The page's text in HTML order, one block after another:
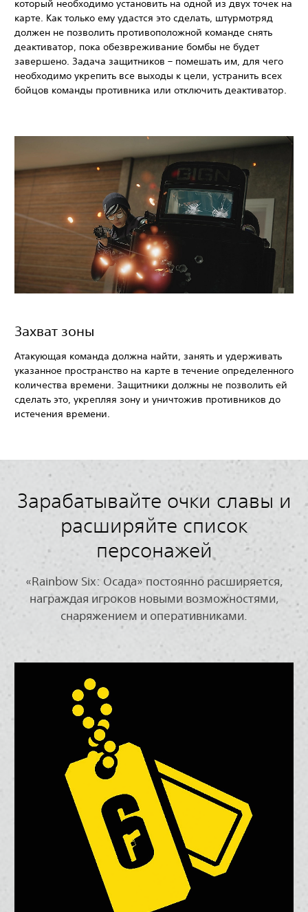
который необходимо установить на одной из двух точек на
карте. Как только ему удастся это сделать, штурмотряд
должен не позволить противоположной команде снять
деактиватор, пока обезвреживание бомбы не будет
завершено. Задача защитников – помешать им, для чего
необходимо укрепить все выходы к цели, устранить всех
бойцов команды противника или отключить деактиватор.
Захват зоны
Атакующая команда должна найти, занять и удерживать
указанное пространство на карте в течение определенного
количества времени. Защитники должны не позволить ей
сделать это, укрепляя зону и уничтожив противников до
истечения времени.
Зарабатывайте очки славы и
расширяйте список
персонажей
«Rainbow Six: Осада» постоянно расширяется,
награждая игроков новыми возможностями,
снаряжением и оперативниками.